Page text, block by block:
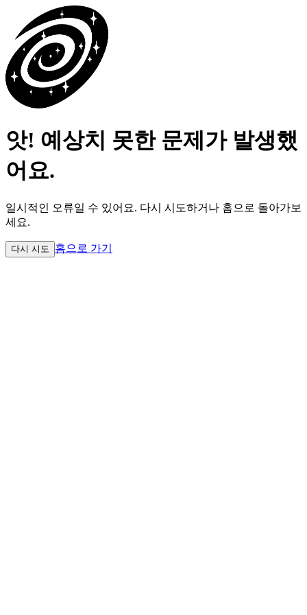
앗! 예상치 못한 문제가 발생했
어요.
일시적인 오류일 수 있어요. 다시 시도하거나 홈으로 돌아가보
세요.
다시 시도 홈으로 가기